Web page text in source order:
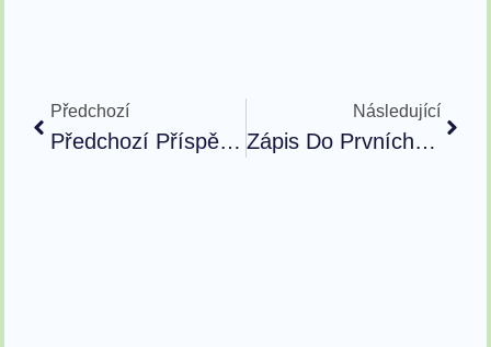
Předchozí
Předchozí Příspěvek
Následující
Zápis Do Prvních Tříd Pro Školní Rok 2026/27